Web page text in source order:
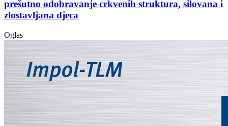
prešutno odobravanje crkvenih struktura, silovana i
zlostavljana djeca
Oglas